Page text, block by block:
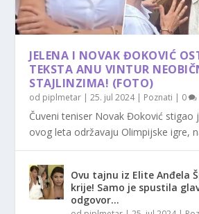
JELENA I NOVAK ĐOKOVIĆ
TEKSTA ANU VINTUR
STAJLINZIMA! (FOTO)
od piplmetar |25. jul 2024| Poznati | 0
Čuveni teniser Novak Đoković stigao
ovog leta održavaju Olimpijske igre,
Ovu tajnu iz Elite Anđela
krije! Samo je spustila
odgovor…